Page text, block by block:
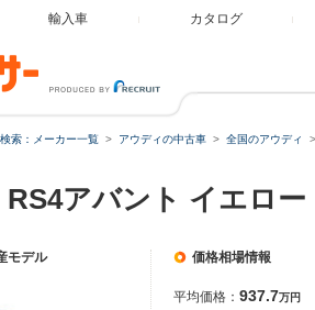
輸入車 カタログ
索：メーカー一覧 アウディの中古車 全国のアウディ
アバント イエロ
モデル 価格相場情報
平均価格： 937.7万円